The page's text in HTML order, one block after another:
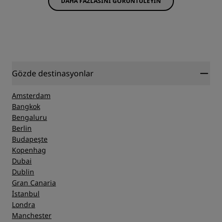
Gözde destinasyonlar
Amsterdam
Bangkok
Bengaluru
Berlin
Budapeşte
Kopenhag
Dubai
Dublin
Gran Canaria
İstanbul
Londra
Manchester